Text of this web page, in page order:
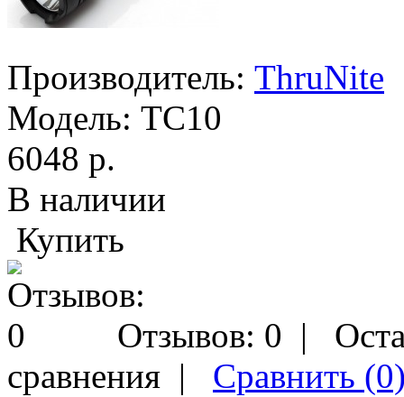
Производитель: ThruNite
Модель: TC10
6048 р.
В наличии
Купить
Отзывов: 0 |
сравнения | Сравнить